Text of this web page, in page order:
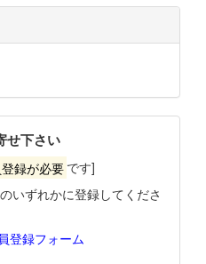
せ下さい
録が必要 です]
いずれかに登録してくださ
登録フォーム